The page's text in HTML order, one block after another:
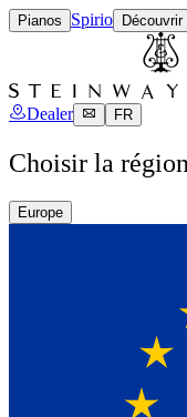
Pianos Spirio
Dealer FR
Choisir la
Europe